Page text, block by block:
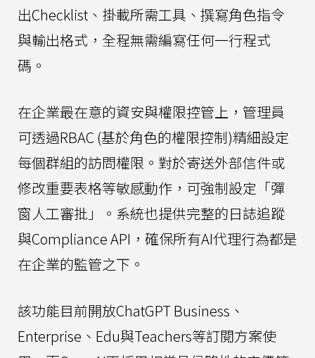
出Checklist、掛載所需工具、撰寫角色指令
與輸出格式，全程無需編寫任何一行程式
碼。
在企業最在意的資安與權限控管上，管理員
可透過RBAC (基於角色的權限控制)精細設定
每個群組的訪問權限。對於寄送外部信件或
修改重要表格等敏感動作，可強制設定「彈
窗人工審批」。系統也提供完整的日誌追蹤
與Compliance API，確保所有AI代理行為都是
在企業的監管之下。
該功能目前開放ChatGPT Business、
Enterprise、Edu與Teachers等訂閱方案使